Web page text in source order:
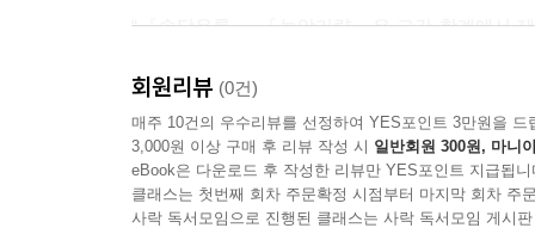
서학 도입기 조선에서 벌어진 다양한 움직임을 입
--- p.418
“『송담유록』 『눌암기략』은 그간 학계에서
채워지는 것은 아이러니한 일이다.” _해제에서
서학의 태동기부터 신유박해 이후까지
척사의 기록에 담긴 초기 교회사
『송담유록』은 어떻게 발견되었는가?
회원리뷰 (0건)
매주 10건의 우수리뷰를 선정하여 YES포인트 3만원을 드
3,000원 이상 구매 후 리뷰 작성 시 일반회원 300원, 마니
eBook은 다운로드 후 작성한 리뷰만 YES포인트 지급됩니
클래스는 첫번째 회차 주문확정 시점부터 마지막 회차 주
사락 독서모임으로 진행된 클래스는 사락 독서모임 게시